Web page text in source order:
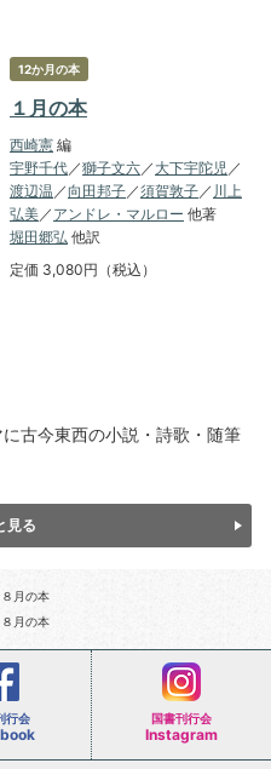
12か月の本
１月の本
西崎憲 編
宇野千代／獅子文六／ 大下宇陀児／
渡辺温 ／向田邦子／須賀敦子／ 川上
弘美／ アンドレ・マルロー 他著
堀田郷弘 他訳
定価 3,080円（税込）
古今東西の小説・詩歌・随筆
見る
８月の本
８月の本
行会 国書刊行会
Instagram